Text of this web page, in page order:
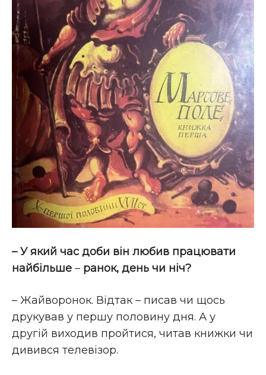
– У який час доби він любив працювати
найбільше – ранок, день чи ніч?
– Жайворонок. Відтак – писав чи щось
друкував у першу половину дня. А у
другій виходив пройтися, читав книжки чи
дивився телевізор.